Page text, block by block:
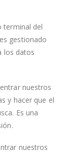
terminal del
gestionado
los datos
nuestros
y hacer que el
Es una
nuestros